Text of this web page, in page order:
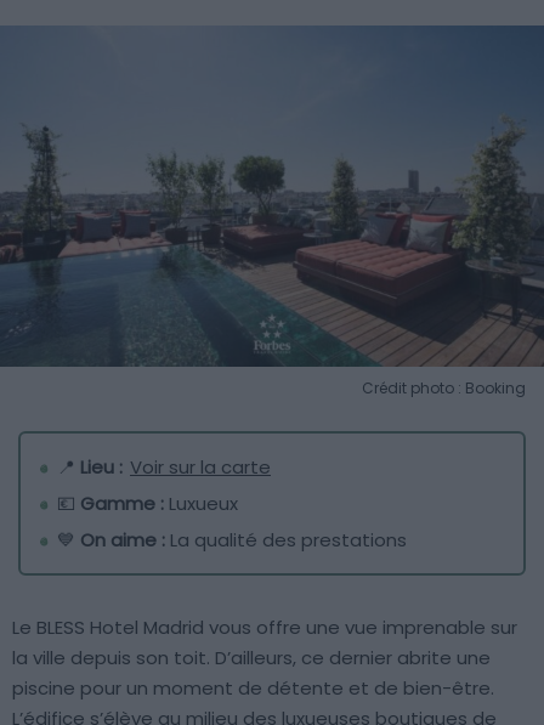
Crédit photo : Booking
📍 Lieu : Voir sur la carte
💶 Gamme : Luxueux
💙 On aime : La qualité des prestations
Le BLESS Hotel Madrid vous offre une vue imprenable sur
la ville depuis son toit. D’ailleurs, ce dernier abrite une
piscine pour un moment de détente et de bien-être.
L’édifice s’élève au milieu des luxueuses boutiques de